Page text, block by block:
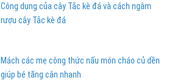
Công dụng của cây Tắc kè đá và cách ngâm
rượu cây Tắc kè đá
Mách các mẹ công thức nấu món cháo củ dền
giúp bé tăng cân nhanh